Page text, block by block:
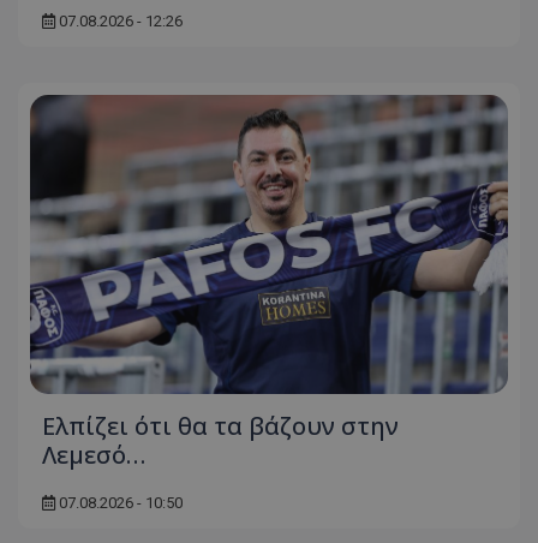
07.08.2026 - 12:26
Ελπίζει ότι θα τα βάζουν στην
Λεμεσό…
07.08.2026 - 10:50